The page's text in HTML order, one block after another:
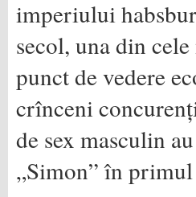
imperiului
secol, una din
punct de vedere
crînceni
de sex masculin
„Simon” în